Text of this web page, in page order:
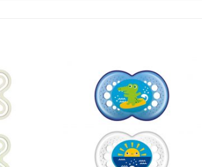
ADICIONAR
A LISTA DE
DESEJOS